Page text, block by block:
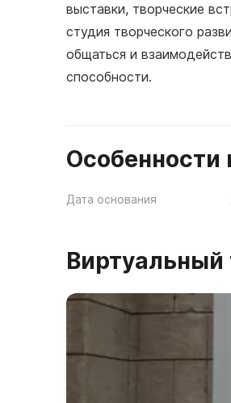
выставки, творческие
студия творческого
общаться и
способности.
Особенности
Дата основания
Виртуальный